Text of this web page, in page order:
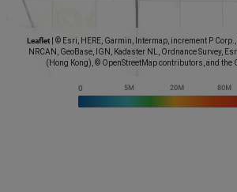
Leaflet
© Esri, HERE, Garmin, Intermap, increment P Corp.,
NRCAN, GeoBase, IGN, Kadaster NL, Ordnance Survey,
(Hong Kong), © OpenStreetMap contributors, and the